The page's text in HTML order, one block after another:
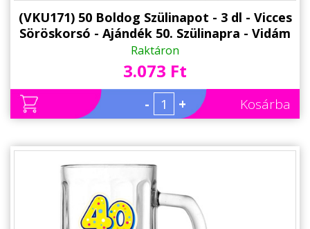
(VKU171) 50 Boldog Szülinapot - 3 dl - Vicces
Söröskorsó - Ajándék 50. Szülinapra - Vidám
Szülinapi Ajándék
Raktáron
3.073 Ft
- + Kosárba